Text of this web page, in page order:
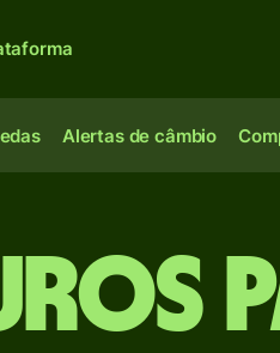
Alertas de câmbio